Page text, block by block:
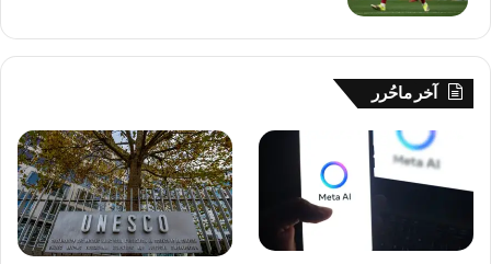
آخر ماحُرر